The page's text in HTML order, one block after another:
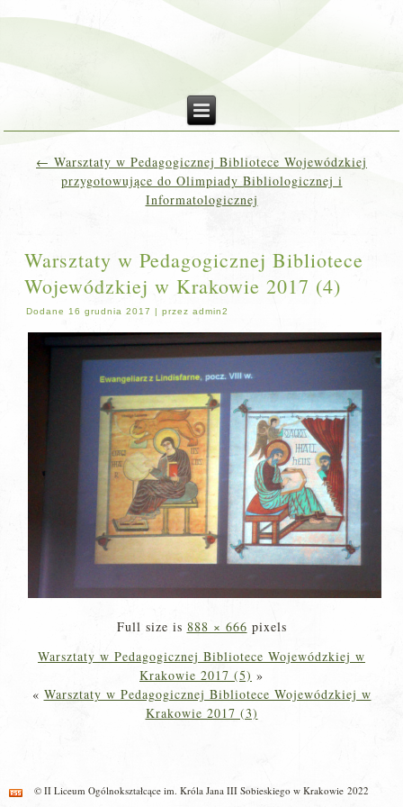
← Warsztaty w Pedagogicznej Bibliotece Wojewódzkiej
przygotowujące do Olimpiady Bibliologicznej i
Informatologicznej
Warsztaty w Pedagogicznej Bibliotece
Wojewódzkiej w Krakowie 2017 (4)
Dodane 16 grudnia 2017 |przez admin2
Full size is 888 × 666 pixels
Warsztaty w Pedagogicznej Bibliotece Wojewódzkiej w
Krakowie 2017 (5) »
« Warsztaty w Pedagogicznej Bibliotece Wojewódzkiej w
Krakowie 2017 (3)
© II Liceum Ogólnokształcące im. Króla Jana III Sobieskiego w Krakowie 2022